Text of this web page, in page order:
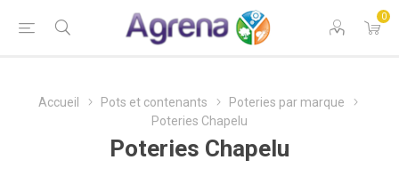
0
Accueil Pots et contenants
Poteries par marque
Poteries Chapelu
Poteries Chapelu